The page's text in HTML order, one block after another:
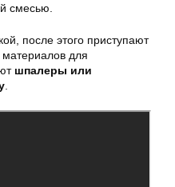
смесью.
после этого приступают
для
шпалеры или